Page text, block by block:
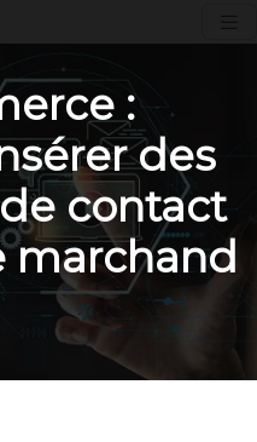
:
des
contact
marchand